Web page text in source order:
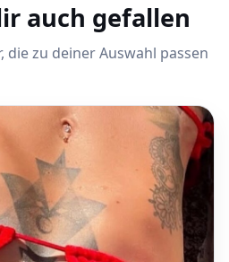
auch gefallen
die zu deiner Auswahl passen